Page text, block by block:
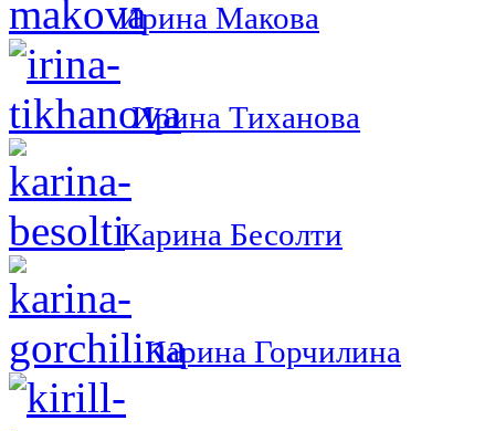
Ирина Макова
Ирина Тиханова
Карина Бесолти
Карина Горчилина